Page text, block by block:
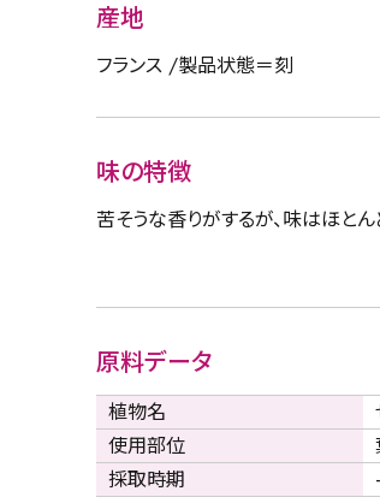
産地
フランス /製品状態＝刻
味の特徴
苦そうな香りがするが、味はほとん
原料データ
植物名
使用部位
採取時期
-